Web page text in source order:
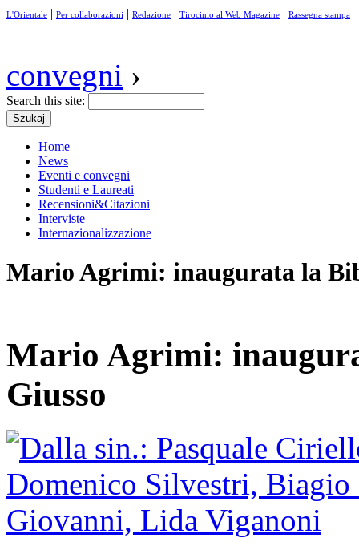
L'Orientale | Per collaborazioni | Redazione | Tirocinio al Web Magazine | Rassegna stampa
convegni ›
Search this site:
Home
News
Eventi e convegni
Studenti e Laureati
Recensioni&Citazioni
Interviste
Internazionalizzazione
Mario Agrimi: inaugurata la
Mario Agrimi:
Giusso